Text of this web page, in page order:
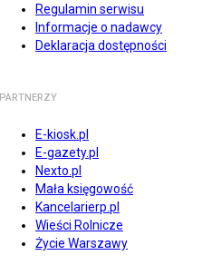
Regulamin serwisu
Informacje o nadawcy
Deklaracja dostępności
PARTNERZY
E-kiosk.pl
E-gazety.pl
Nexto.pl
Mała księgowość
Kancelarierp.pl
Wieści Rolnicze
Życie Warszawy